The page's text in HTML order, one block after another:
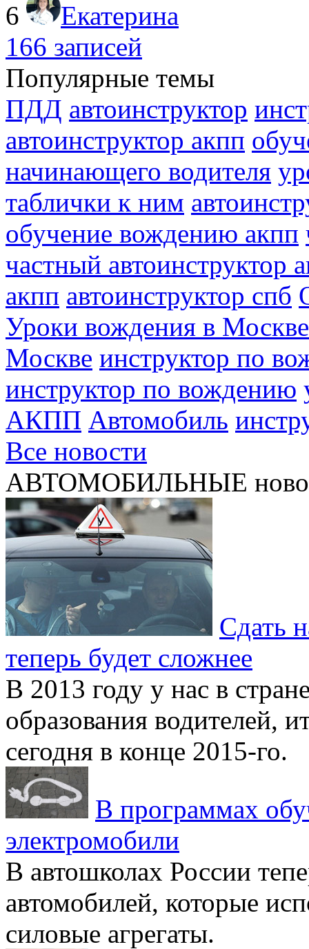
6
Екатерина
166 записей
Популярные темы
ПДД автоинструктор
автоинструктор акпп
начинающего водителя
таблички к ним
обучение вождению акпп
частный автоинструктор
акпп автоинструктор спб
Уроки вождения в Москве
Москве инструктор по
инструктор по вождению
АКПП Автомобиль
Все новости
АВТОМОБИЛЬНЫЕ
Сдать
теперь будет сложнее
В 2013 году у нас в
образования водителей,
сегодня в конце 2015-го.
В программах
электромобили
В автошколах России
автомобилей, которые
силовые агрегаты.